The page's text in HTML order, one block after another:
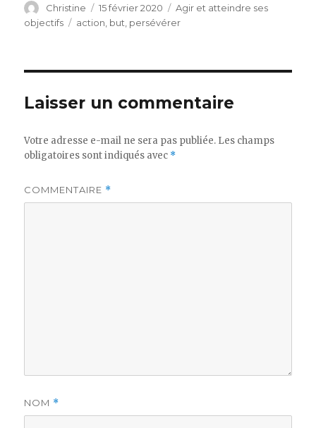
Auteur
Christine
Publié
le
15 février 2020 Catégories
Agir et atteindre ses
objectifs
Étiquettes
action but persévérer
Laisser un commentaire
Votre adresse e-mail ne sera pas publiée. Les champs
obligatoires sont indiqués avec *
COMMENTAIRE *
NOM *